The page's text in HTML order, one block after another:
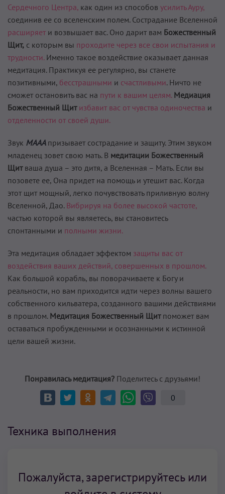
Сердечного Центра, как один из способов усилить Ауру,
соединив ее со вселенским полем. Сострадание Вселенной
расширяет и возвышает вас. Оно дарит вам Божественный
Щит, с которым вы проходите через все свои испытания и
трудности.Именно такое воздействие оказывает данная
медитация. Практикуя ее регулярно, вы станете
позитивными, бесстрашными и счастливыми. Ничто не
сможет остановить вас на пути к вашим целям. Медиация
Божественный Щит избавит вас от чувства одиночества и
отделенности от своей души.
Звук МААА призывает сострадание и защиту. Этим звуком
младенец зовет свою мать. В медитации Божественный
Щитваша душа – это дитя, а Вселенная – Мать. Если вы
позовете ее, Она придет на помощь и утешит вас. Когда
этот щит мощный, легко почувствовать приливную волну
Вселенной, Дао. Вибрируя на более высокой частоте,
частью которой вы являетесь, вы становитесь
спонтанными и полными жизни.
Эта медитация обладает эффектом защиты вас от
воздействия ваших действий, совершенных в прошлом.
Как большой корабль, вы поворачиваете к Богу и
реальности, но вам приходится идти через волны вашего
собственного кильватера, созданного вашими действиями
в прошлом. Медитация Божественный Щитпоможет вам
оставаться пробужденными и осознанными к истинной
цели вашей жизни.
Понравилась медитация? Поделитесь с друзьями!
0
Техника выполнения
Пожалуйста, зарегистрируйтесь или